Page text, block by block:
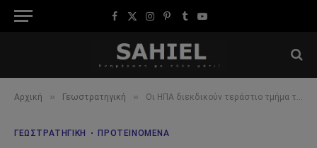
Facebook
X
Instagram
Pinterest
TumblrYouTube
Αρχική » Γεωστρατηγική » Οι ΗΠΑ διεκδικούν τεράστιο τμήμα του πυθμένα των ωκεανών, από τον Κόλπο του Μεξικού έως την Αρκτική
ΓΕΩΣΤΡΑΤΗΓΙΚΉ ΠΡΟΤΕΙΝΌΜΕΝΑ